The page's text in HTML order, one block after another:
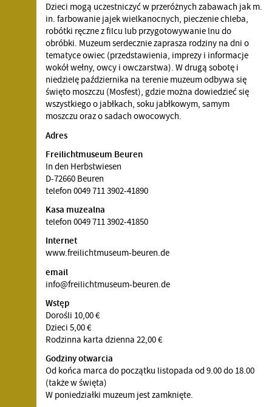
Dzieci mogą uczestniczyć w przeróżnych zabawach jak m.
in. farbowanie jajek wielkanocnych, pieczenie chleba,
robótki ręczne z filcu lub przygotowywanie lnu do
obróbki. Muzeum serdecznie zaprasza rodziny na dni o
tematyce owiec (przedstawienia, imprezy i informacje
wokół wełny, owcy i owczarstwa). W drugą sobotę i
niedzielę października na terenie muzeum odbywa się
święto moszczu (Mosfest), gdzie można dowiedzieć się
wszystkiego o jabłkach, soku jabłkowym, samym
moszczu oraz o sadach owocowych.
Adres
Freilichtmuseum Beuren
In den Herbstwiesen
D-72660 Beuren
telefon 0049 711 3902-41890
Kasa muzealna
telefon 0049 711 3902-41850
Internet
www.freilichtmuseum-beuren.de
email
info@freilichtmuseum-beuren.de
Wstęp
Dorośli 10,00 €
Dzieci 5,00 €
Rodzinna karta dzienna 22,00 €
Godziny otwarcia
Od końca marca do początku listopada od 9.00 do 18.00
(także w święta)
W poniedziałki muzeum jest zamknięte.